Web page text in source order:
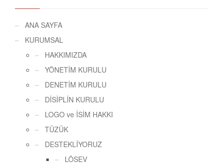
ANA SAYFA
KURUMSAL
HAKKIMIZDA
YÖNETİM KURULU
DENETİM KURULU
DİSİPLİN KURULU
LOGO ve İSİM HAKKI
TÜZÜK
DESTEKLİYORUZ
LÖSEV